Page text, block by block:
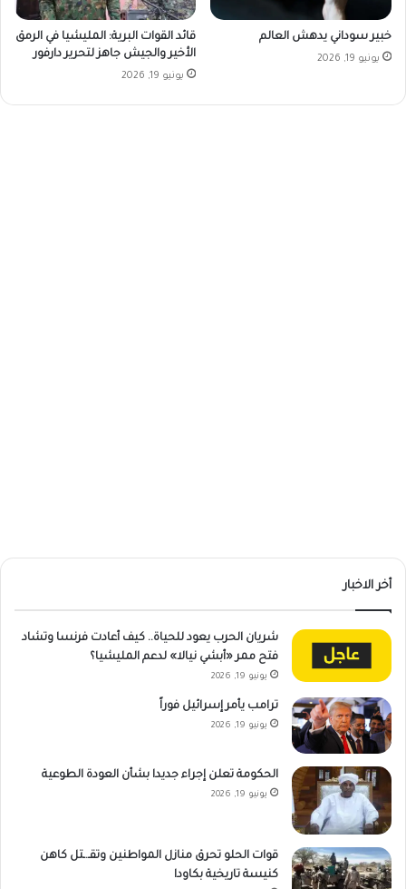
خبير سوداني يدهش العالم
يونيو 19, 2026
قائد القوات البرية: المليشيا في الرمق
الأخير والجيش جاهز لتحرير دارفور
يونيو 19, 2026
أخر الاخبار
شريان الحرب يعود للحياة.. كيف أعادت فرنسا وتشاد
فتح ممر «أبشي نيالا» لدعم المليشيا؟
يونيو 19, 2026
ترامب يأمر إسرائيل فوراً
يونيو 19, 2026
الحكومة تعلن إجراء جديدا بشأن العودة الطوعية
يونيو 19, 2026
قوات الحلو تحرق منازل المواطنين وتقـ.ـتل كاهن
كنيسة تاريخية بكاودا